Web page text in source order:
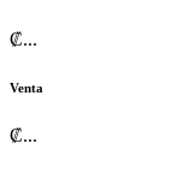
₡...
Venta
₡...